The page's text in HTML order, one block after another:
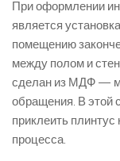
При оформлении
является
помещению
между полом и
сделан из МДФ —
обращения. В этой
приклеить
процесса.